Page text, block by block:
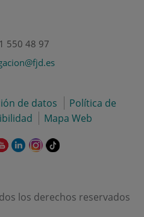
550 48 97
de datos
Política de
Mapa Web
Este
en
Este
en
Este
en
Enlace
externa.
los derechos reservados